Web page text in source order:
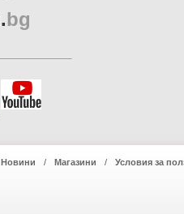
.bg
Новини Магазини Условия за